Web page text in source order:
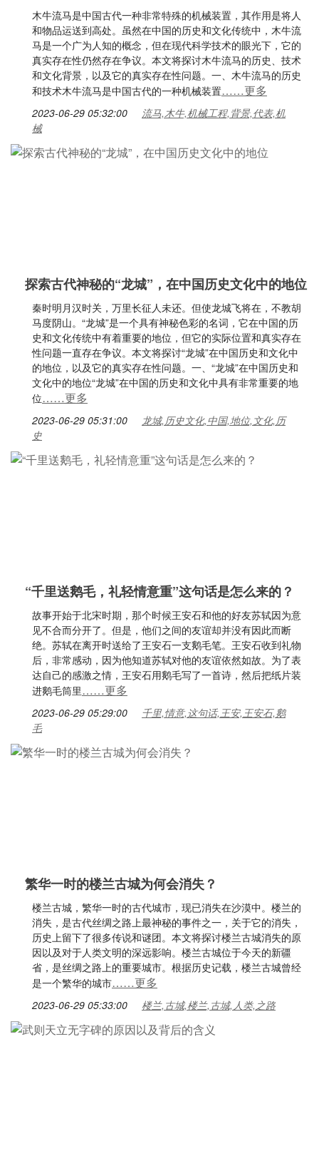
木牛流马是中国古代一种非常特殊的机械装置，其作用是将人
和物品运送到高处。虽然在中国的历史和文化传统中，木牛流
马是一个广为人知的概念，但在现代科学技术的眼光下，它的
真实存在性仍然存在争议。本文将探讨木牛流马的历史、技术
和文化背景，以及它的真实存在性问题。一、木牛流马的历史
和技术木牛流马是中国古代的一种机械装置……更多
2023-06-29 05:32:00
流马,木牛,机械工程,背景,代表,机
械
探索古代神秘的“龙城”，在中国历史文化中的地位
秦时明月汉时关，万里长征人未还。但使龙城飞将在，不教胡
马度阴山。“龙城”是一个具有神秘色彩的名词，它在中国的历
史和文化传统中有着重要的地位，但它的实际位置和真实存在
性问题一直存在争议。本文将探讨“龙城”在中国历史和文化中
的地位，以及它的真实存在性问题。一、“龙城”在中国历史和
文化中的地位“龙城”在中国的历史和文化中具有非常重要的地
位……更多
2023-06-29 05:31:00
龙城,历史文化,中国,地位,文化,历
史
“千里送鹅毛，礼轻情意重”这句话是怎么来的？
故事开始于北宋时期，那个时候王安石和他的好友苏轼因为意
见不合而分开了。但是，他们之间的友谊却并没有因此而断
绝。苏轼在离开时送给了王安石一支鹅毛笔。王安石收到礼物
后，非常感动，因为他知道苏轼对他的友谊依然如故。为了表
达自己的感激之情，王安石用鹅毛写了一首诗，然后把纸片装
进鹅毛筒里……更多
2023-06-29 05:29:00
千里,情意,这句话,王安,王安石,鹅
毛
繁华一时的楼兰古城为何会消失？
楼兰古城，繁华一时的古代城市，现已消失在沙漠中。楼兰的
消失，是古代丝绸之路上最神秘的事件之一，关于它的消失，
历史上留下了很多传说和谜团。本文将探讨楼兰古城消失的原
因以及对于人类文明的深远影响。楼兰古城位于今天的新疆
省，是丝绸之路上的重要城市。根据历史记载，楼兰古城曾经
是一个繁华的城市……更多
2023-06-29 05:33:00 楼兰,古城,楼兰,古城,人类,之路